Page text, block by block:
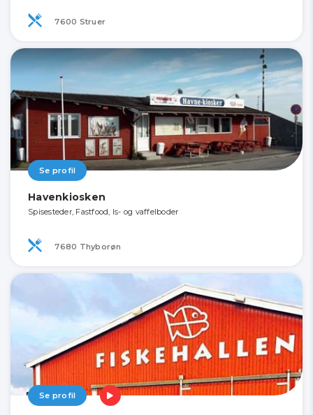
7600 Struer
Se profil
Havenkiosken
Spisesteder, Fastfood, Is- og vaffelboder
7680 Thyborøn
Se profil